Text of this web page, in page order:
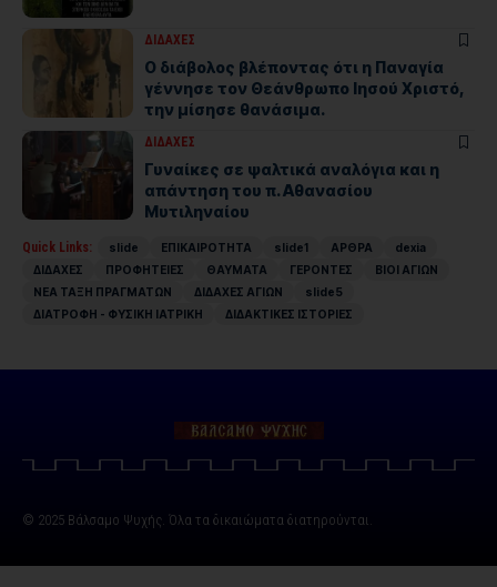
ΔΙΔΑΧΕΣ
Ο διάβολος βλέποντας ότι η Παναγία
γέννησε τον Θεάνθρωπο Ιησού Χριστό,
την μίσησε θανάσιμα.
ΔΙΔΑΧΕΣ
Γυναίκες σε ψαλτικά αναλόγια και η
απάντηση του π. Αθανασίου
Μυτιληναίου
Quick Links: slide ΕΠΙΚΑΙΡΟΤΗΤΑ slide1 ΑΡΘΡΑ
dexia
ΔΙΔΑΧΕΣ
ΠΡΟΦΗΤΕΙΕΣ ΘΑΥΜΑΤΑ ΓΕΡΟΝΤΕΣ
ΒΙΟΙ ΑΓΙΩΝ
ΝΕΑ ΤΑΞΗ ΠΡΑΓΜΑΤΩΝ
ΔΙΔΑΧΕΣ ΑΓΙΩΝ
slide5
ΔΙΑΤΡΟΦΗ - ΦΥΣΙΚΗ ΙΑΤΡΙΚΗ
ΔΙΔΑΚΤΙΚΕΣ ΙΣΤΟΡΙΕΣ
© 2025 Βάλσαμο Ψυχής. Όλα τα δικαιώματα διατηρούνται.